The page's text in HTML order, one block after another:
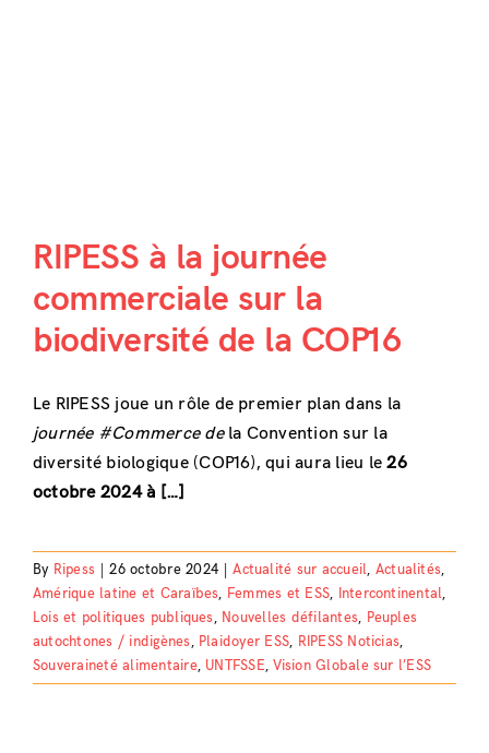
RIPESS à la journée
commerciale sur la
biodiversité de la COP16
Le RIPESS joue un rôle de premier plan dans la
journée #Commerce dela Convention sur la
diversité biologique (COP16), qui aura lieu le26
octobre 2024 à […]
By Ripess 26 octobre 2024 Actualité sur accueil, Actualités,
Amérique latine et Caraïbes, Femmes et ESS, Intercontinental,
Lois et politiques publiques, Nouvelles défilantes, Peuples
autochtones / indigènes, Plaidoyer ESS, RIPESS Noticias,
Souveraineté alimentaire, UNTFSSE,Vision Globale sur l’ESS